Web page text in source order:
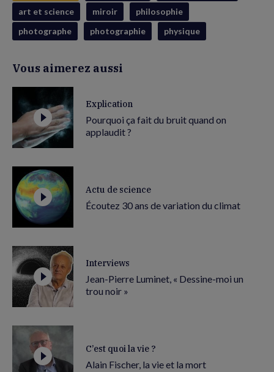
art et science
miroir
philosophie
photographe
photographie physique
Vous aimerez aussi
Explication
Pourquoi ça fait du bruit quand on
applaudit ?
Actu de science
Écoutez 30 ans de variation du climat
Interviews
Jean-Pierre Luminet, « Dessine-moi un
trou noir »
C’est quoi la vie ?
Alain Fischer, la vie et la mort